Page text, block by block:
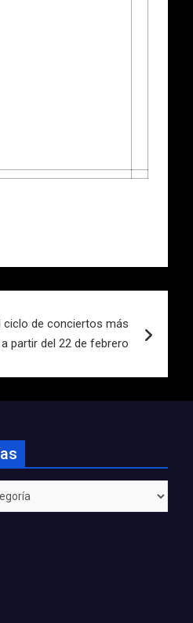
ciclo de conciertos más
partir del 22 de febrero